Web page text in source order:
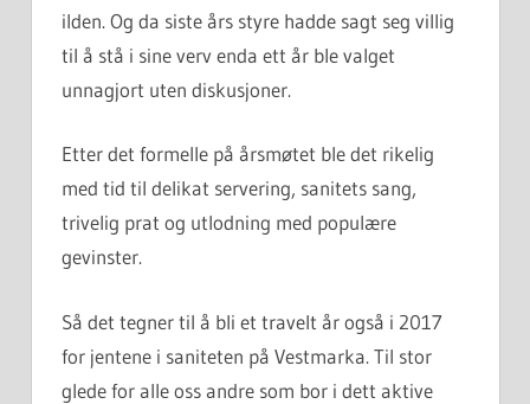
ilden. Og da siste års styre hadde sagt seg villig
til å stå i sine verv enda ett år ble valget
unnagjort uten diskusjoner.
Etter det formelle på årsmøtet ble det rikelig
med tid til delikat servering, sanitets sang,
trivelig prat og utlodning med populære
gevinster.
Så det tegner til å bli et travelt år også i 2017
for jentene i saniteten på Vestmarka. Til stor
glede for alle oss andre som bor i dett aktive